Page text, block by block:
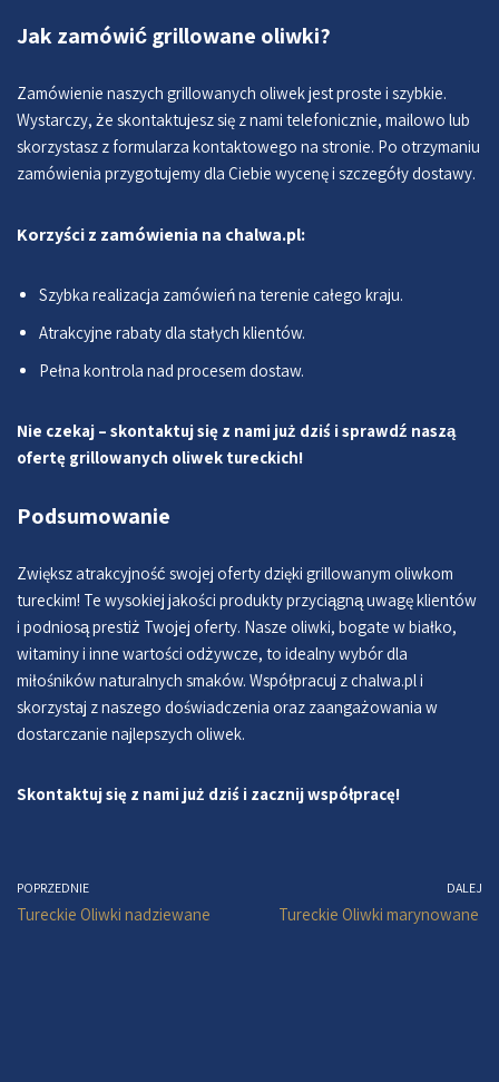
Jak zamówić grillowane oliwki?
Zamówienie naszych grillowanych oliwek jest proste i szybkie.
Wystarczy, że skontaktujesz się z nami telefonicznie, mailowo lub
skorzystasz z formularza kontaktowego na stronie. Po otrzymaniu
zamówienia przygotujemy dla Ciebie wycenę i szczegóły dostawy.
Korzyści z zamówienia na chalwa.pl:
Szybka realizacja zamówień na terenie całego kraju.
Atrakcyjne rabaty dla stałych klientów.
Pełna kontrola nad procesem dostaw.
Nie czekaj – skontaktuj się z nami już dziś i sprawdź naszą
ofertę grillowanych oliwek tureckich!
Podsumowanie
Zwiększ atrakcyjność swojej oferty dzięki grillowanym oliwkom
tureckim! Te wysokiej jakości produkty przyciągną uwagę klientów
i podniosą prestiż Twojej oferty. Nasze oliwki, bogate w białko,
witaminy i inne wartości odżywcze, to idealny wybór dla
miłośników naturalnych smaków. Współpracuj z chalwa.pl i
skorzystaj z naszego doświadczenia oraz zaangażowania w
dostarczanie najlepszych oliwek.
Skontaktuj się z nami już dziś i zacznij współpracę!
POPRZEDNIE
Tureckie Oliwki nadziewane
DALEJ
Tureckie Oliwki marynowane